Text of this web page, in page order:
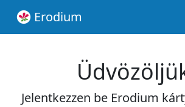
Erodium
Jelentkezzen be Erodium